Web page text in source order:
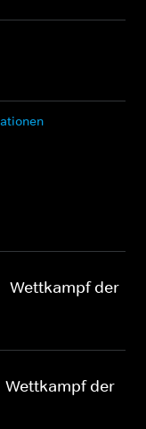
Wettkampf der
Wettkampf der